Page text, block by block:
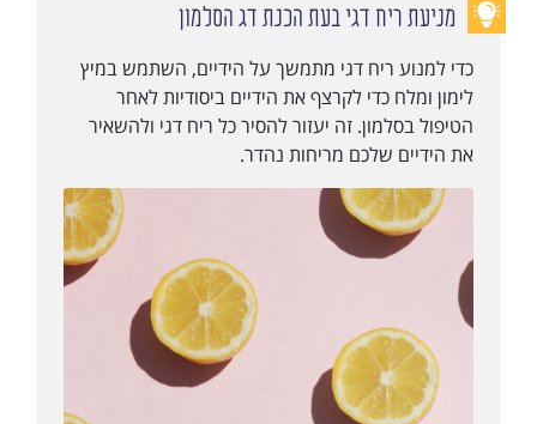
מניעת ריח דגי בעת הכנת דג הסלמון
כדי למנוע ריח דגי מתמשך על הידיים, השתמש במיץ
לימון ומלח כדי לקרצף את הידיים ביסודיות לאחר
הטיפול בסלמון. זה יעזור להסיר כל ריח דגי ולהשאיר
את הידיים שלכם מריחות נהדר.